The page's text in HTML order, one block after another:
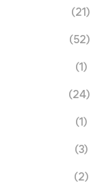
(21)
(52)
(1)
(24)
(1)
(3)
(2)